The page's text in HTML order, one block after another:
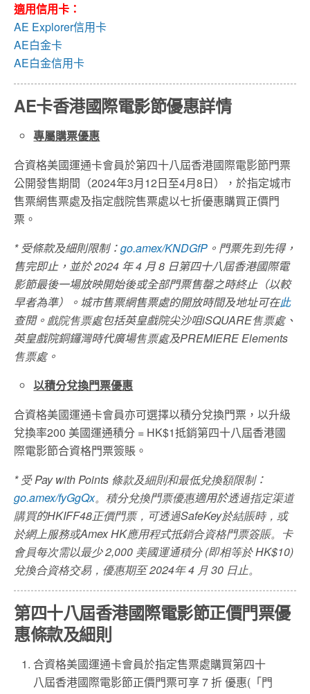
適用信用卡：
AE Explorer信用卡
AE白金卡
AE白金信用卡
AE卡香港國際電影節優惠詳情
專屬購票優惠
合資格美國運通卡會員於第四十八屆香港國際電影節門票
公開發售期間（2024年3月12日至4月8日），於指定城市
售票網售票處及指定戲院售票處以七折優惠購買正價門
票。
* 受條款及細則限制：go.amex/KNDGfP 。門票先到先得，
售完即止，並於2024 年4 月8 日第四十八屆香港國際電
影節最後一場放映開始後或全部門票售罄之時終止（以較
早者為準）。城市售票網售票處的開放時間及地址可在此
查閱。 戲院售票處包括英皇戲院尖沙咀iSQUARE售票處、
英皇戲院銅鑼灣時代廣場售票處及PREMIERE Elements
售票處。
以積分兌換門票優惠
合資格美國運通卡會員亦可選擇以積分兌換門票， 以升級
兌換率200 美國運通積分 = HK$1抵銷第四十八屆香港國
際電影節合資格門票簽賬。
* 受Pay with Points 條款及細則和最低兌換額限制：
go.amex/fyGgQx。積分兌換門票優惠適用於透過指定渠道
購買的HKIFF48正價門票，可透過SafeKey於結賬時，或
於網上服務或Amex HK應用程式抵銷合資格門票簽賬。卡
會員每次需以最少2,000 美國運通積分(即相等於HK$10)
兌換合資格交易，優惠期至2024年4 月30 日止。
第四十八屆香港國際電影節正價門票優
惠條款及細則
合資格美國運通卡會員於指定售票處購買第四十
八屆香港國際電影節正價門票可享 7 折 優惠(「門